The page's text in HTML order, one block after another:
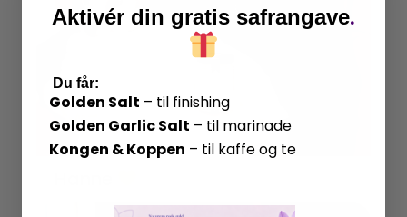
Aktivér din gratis safrangave.
Du får:
Golden Salt – til finishing
Golden Garlic Salt – til marinade
Kongen & Koppen – til kaffe og te